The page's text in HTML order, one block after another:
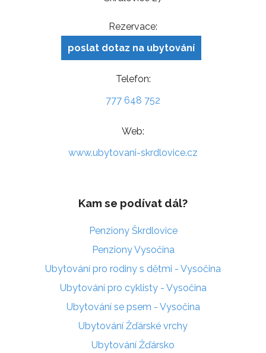
Rezervace:
poslat dotaz na ubytování
Telefon:
777 648 752
Web:
www.ubytovani-skrdlovice.cz
Kam se podívat dál?
Penziony Škrdlovice
Penziony Vysočina
Ubytování pro rodiny s dětmi - Vysočina
Ubytování pro cyklisty - Vysočina
Ubytování se psem - Vysočina
Ubytování Žďárské vrchy
Ubytování Žďársko